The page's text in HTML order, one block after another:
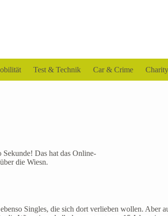
Test & Technik Car & Crime Charity
Das hat das Online-
die Wiesn.
Singles, die sich dort verlieben wollen.